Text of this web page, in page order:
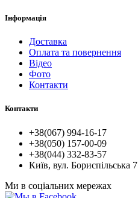
Інформація
Доставка
Оплата та повернення
Відео
Фото
Контакти
Контакти
+38(067) 994-16-17
+38(050) 157-00-09
+38(044) 332-83-57
Київ, вул. Бориспільська 7
Ми в соціальних мережах